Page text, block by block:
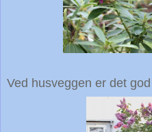
Ved husveggen er det